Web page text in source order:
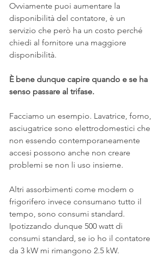
Ovviamente puoi aumentare la
disponibilità del contatore, è un
servizio che però ha un costo perché
chiedi al fornitore una maggiore
disponibilità.
È bene dunque capire quando e se ha
senso passare al trifase.
Facciamo un esempio. Lavatrice, forno,
asciugatrice sono elettrodomestici che
non essendo contemporaneamente
accesi possono anche non creare
problemi se non li uso insieme.
Altri assorbimenti come modem o
frigorifero invece consumano tutto il
tempo, sono consumi standard.
Ipotizzando dunque 500 watt di
consumi standard, se io ho il contatore
da 3 kW mi rimangono 2.5 kW.